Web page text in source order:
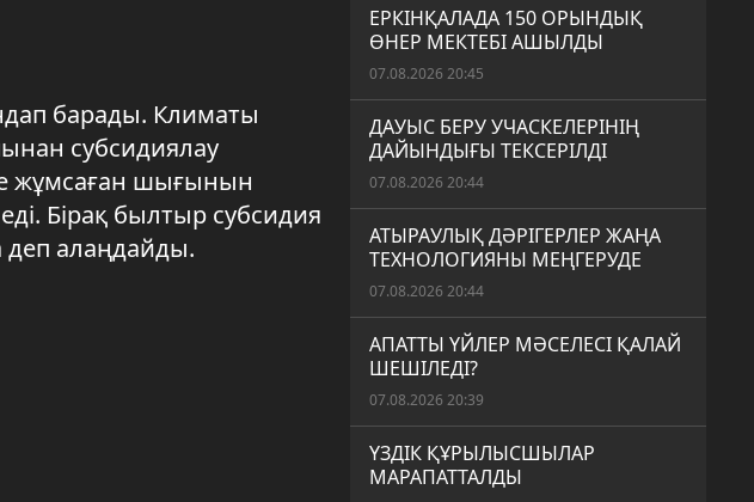
барады. Климаты
субсидиялау
жұмсаған шығынын
Бірақ былтыр субсидия
алаңдайды.
ЕРКІНҚАЛАДА 150 ОРЫНДЫҚ
ӨНЕР МЕКТЕБІ АШЫЛДЫ
07.08.2026 20:45
ДАУЫС БЕРУ УЧАСКЕЛЕРІНІҢ
ДАЙЫНДЫҒЫ ТЕКСЕРІЛДІ
07.08.2026 20:44
АТЫРАУЛЫҚ ДӘРІГЕРЛЕР ЖАҢА
ТЕХНОЛОГИЯНЫ МЕҢГЕРУДЕ
07.08.2026 20:44
АПАТТЫ ҮЙЛЕР МӘСЕЛЕСІ ҚАЛАЙ
ШЕШІЛЕДІ?
07.08.2026 20:39
ҮЗДІК ҚҰРЫЛЫСШЫЛАР
МАРАПАТТАЛДЫ